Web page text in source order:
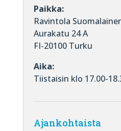
Paikka:
Ravintola
Aurakatu 24 A
FI-20100 Turku
Aika:
Tiistaisin klo 17.00-
Ajankohtaista